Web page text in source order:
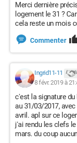
Merci dernière
logement le 31 ?
cela reste un mois
Commenter
Ingrid11-11
8 févr. 2019 à
c'est la signature du
au 31/03/2017,
avril. apl sur ce
j'ai rendu les clefs
mars. du coup